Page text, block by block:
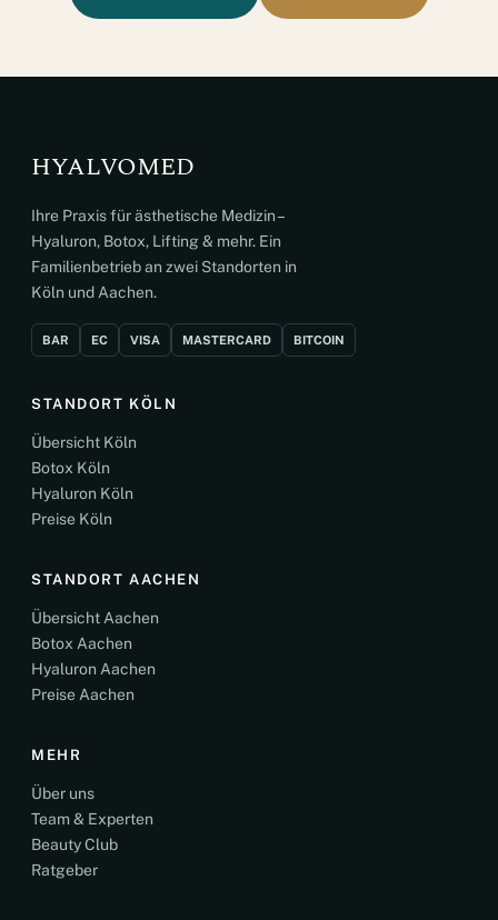
HYALVOMED
Ihre Praxis für ästhetische Medizin –
Hyaluron, Botox, Lifting & mehr. Ein
Familienbetrieb an zwei Standorten in
Köln und Aachen.
BAR EC VISA MASTERCARD BITCOIN
STANDORT KÖLN
Übersicht Köln
Botox Köln
Hyaluron Köln
Preise Köln
STANDORT AACHEN
Übersicht Aachen
Botox Aachen
Hyaluron Aachen
Preise Aachen
MEHR
Über uns
Team & Experten
Beauty Club
Ratgeber